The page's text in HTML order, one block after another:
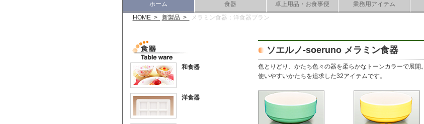
ホーム 食器 卓上用品・お食事便 業務用アイテム
HOME >
新製品 > メラミン食器：洋食器ブラン
和食器
洋食器
ソエルノ-soeruno メラミン食器
色とりどり、かたち色々の器を柔らかなトーンカラーで展開。
使いやすいかたちを追求した32アイテムです。